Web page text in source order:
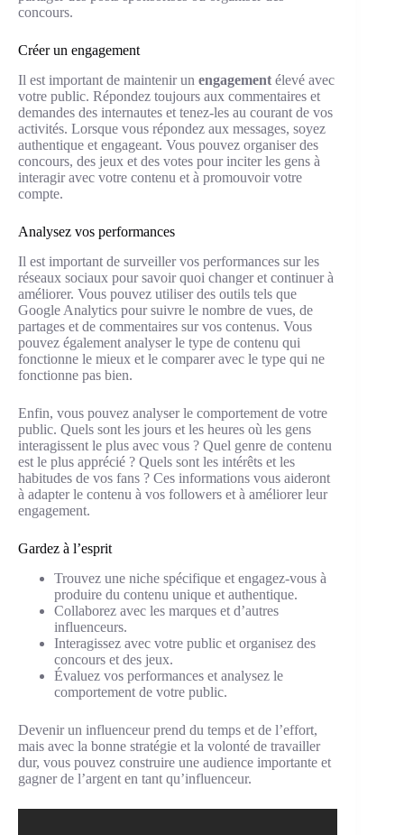
concours.
Créer un engagement
Il est important de maintenir un engagement élevé avec
votre public. Répondez toujours aux commentaires et
demandes des internautes et tenez-les au courant de vos
activités. Lorsque vous répondez aux messages, soyez
authentique et engageant. Vous pouvez organiser des
concours, des jeux et des votes pour inciter les gens à
interagir avec votre contenu et à promouvoir votre
compte.
Analysez vos performances
Il est important de surveiller vos performances sur les
réseaux sociaux pour savoir quoi changer et continuer à
améliorer. Vous pouvez utiliser des outils tels que
Google Analytics pour suivre le nombre de vues, de
partages et de commentaires sur vos contenus. Vous
pouvez également analyser le type de contenu qui
fonctionne le mieux et le comparer avec le type qui ne
fonctionne pas bien.
Enfin, vous pouvez analyser le comportement de votre
public. Quels sont les jours et les heures où les gens
interagissent le plus avec vous ? Quel genre de contenu
est le plus apprécié ? Quels sont les intérêts et les
habitudes de vos fans ? Ces informations vous aideront
à adapter le contenu à vos followers et à améliorer leur
engagement.
Gardez à l’esprit
Trouvez une niche spécifique et engagez-vous à
produire du contenu unique et authentique.
Collaborez avec les marques et d’autres
influenceurs.
Interagissez avec votre public et organisez des
concours et des jeux.
Évaluez vos performances et analysez le
comportement de votre public.
Devenir un influenceur prend du temps et de l’effort,
mais avec la bonne stratégie et la volonté de travailler
dur, vous pouvez construire une audience importante et
gagner de l’argent en tant qu’influenceur.